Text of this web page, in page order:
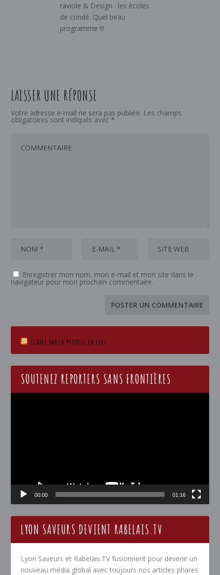
raviole & Design : les écoles
de condé. Quel beau
programme !!!
LAISSER UNE RÉPONSE
Votre adresse e-mail ne sera pas publiée. Les champs
obligatoires sont indiqués avec *
Enregistrer mon nom, mon e-mail et mon site dans le
navigateur pour mon prochain commentaire.
ECOTEZ RADIO PLURIEL EN LIVE
SOUTENEZ REPORTERS SANS FRONTIÈRES
00:00 01:16
LYON SAVEURS DEVIENT RABELAIS.TV
Lyon Saveurs et Rabelais.TV fusionnent pour devenir un
nouveau média global avec toujours nos articles phares